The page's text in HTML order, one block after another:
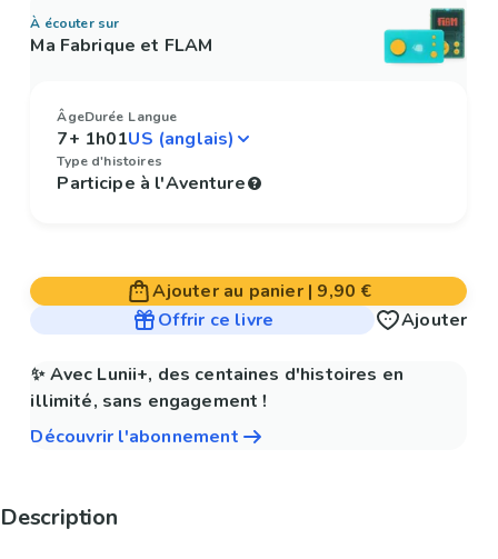
À écouter sur
Ma Fabrique et FLAM
Âge
7+
Durée
1h01
Langue
Type d'histoires
Participe à l'Aventure
Ajouter au panier| 9,90 €
Offrir ce livre
Ajouter
✨ Avec Lunii+, des centaines d'histoires en
illimité, sans engagement !
Découvrir l'abonnement
Description